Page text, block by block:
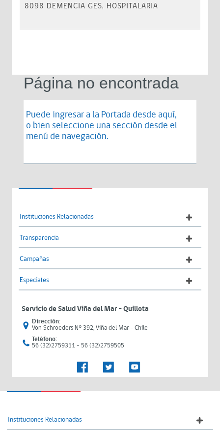
8098 DEMENCIA GES, HOSPITALARIA
Página no encontrada
Puede ingresar a la Portada desde aquí,
o bien seleccione una sección desde el
menú de navegación.
Instituciones Relacionadas
Transparencia
Campañas
Especiales
Servicio de Salud Viña del Mar – Quillota
Dirección:
Von Schroeders N° 392, Viña del Mar - Chile
Teléfono:
56 (32)2759311 - 56 (32)2759505
Instituciones Relacionadas